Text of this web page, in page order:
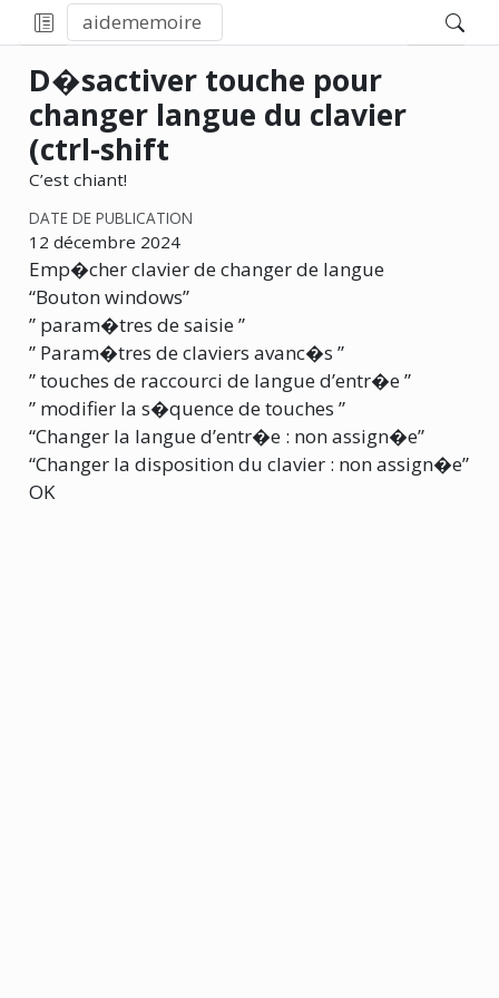
aidememoire
D�sactiver touche pour
changer langue du clavier
(ctrl-shift
C’est chiant!
DATE DE PUBLICATION
12 décembre 2024
Emp�cher clavier de changer de langue
“Bouton windows”
” param�tres de saisie ”
” Param�tres de claviers avanc�s ”
” touches de raccourci de langue d’entr�e ”
” modifier la s�quence de touches ”
“Changer la langue d’entr�e : non assign�e”
“Changer la disposition du clavier : non assign�e”
OK